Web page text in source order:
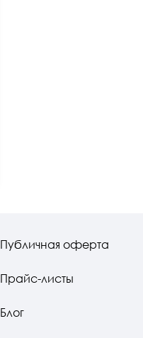
Публичная оферта
Прайс-листы
Блог